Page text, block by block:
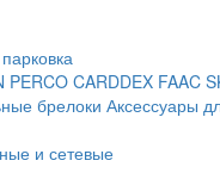
PERCO CARDDEX FAAC
брелоки Аксессуары
и сетевые